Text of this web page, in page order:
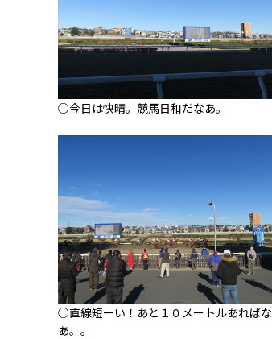
○今日は快晴。競馬日和だなあ。
○直線短ーい！あと１０メートルあればな
あ。。